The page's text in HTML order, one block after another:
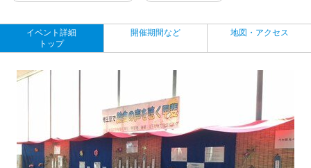
イベント詳細
トップ
開催期間など 地図・アクセス